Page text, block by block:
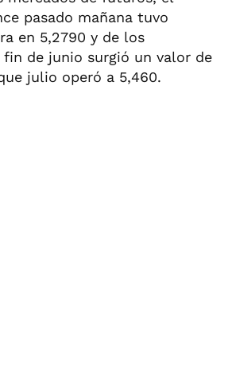
pasado mañana tuvo
en 5,2790 y de los
de junio surgió un valor de
julio operó a 5,460.